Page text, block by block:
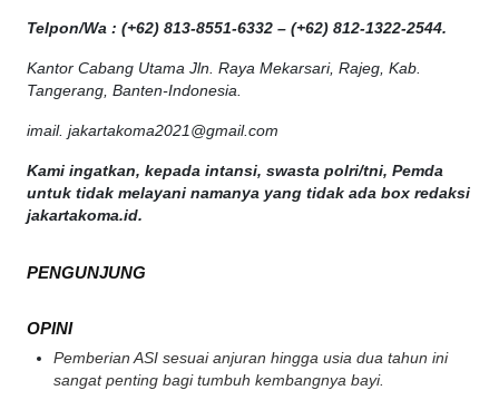
Telpon/Wa : (+62) 813-8551-6332 – (+62) 812-1322-2544.
Kantor Cabang Utama Jln. Raya Mekarsari, Rajeg, Kab.
Tangerang, Banten-Indonesia.
imail. jakartakoma2021@gmail.com
Kami ingatkan, kepada intansi, swasta polri/tni, Pemda
untuk tidak melayani namanya yang tidak ada box redaksi
jakartakoma.id.
PENGUNJUNG
OPINI
Pemberian ASI sesuai anjuran hingga usia dua tahun ini
sangat penting bagi tumbuh kembangnya bayi.